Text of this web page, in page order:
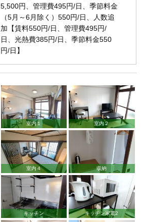
5,500円、管理費495円/日、季節料金
（5月～6月除く）550円/日、人数追
加【賃料550円/日、管理費495円/
日、光熱費385円/日、季節料金550
円/日】
室内１ 室内２
室内４ 収納
キッチン キッチン家電2